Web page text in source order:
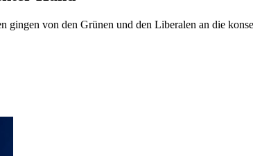
gingen von den Grünen und den Liberalen an die